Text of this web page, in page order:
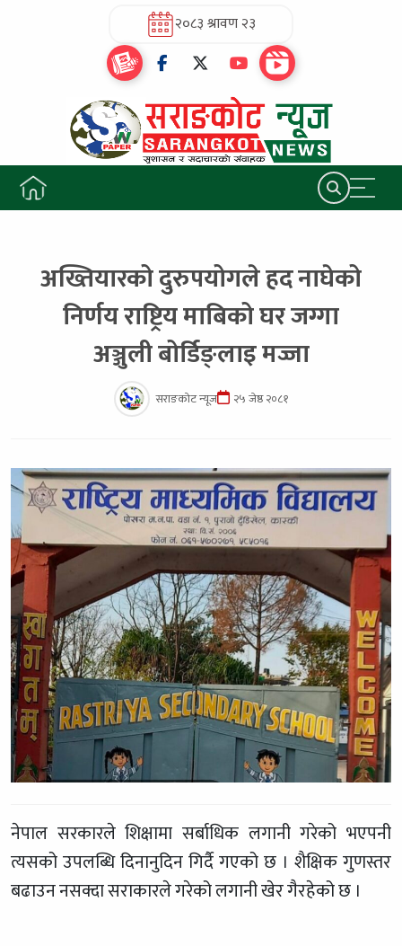
२०८३ श्रावण २३
अख्तियारको दुरुपयोगले हद नाघेको
निर्णय राष्ट्रिय माबिको घर जग्गा
अञ्जुली बोर्डिङ्लाइ मज्जा
सराङकोट न्यूज २५ जेष्ठ २०८१
नेपाल सरकारले शिक्षामा सर्बाधिक लगानी गरेको भएपनी
त्यसको उपलब्धि दिनानुदिन गिर्दै गएको छ । शैक्षिक गुणस्तर
बढाउन नसक्दा सराकारले गरेको लगानी खेर गैरहेको छ ।